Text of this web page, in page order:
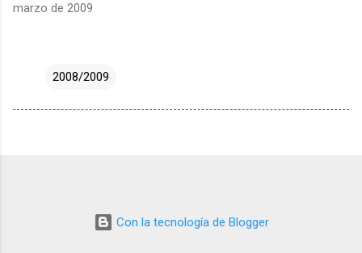
marzo de 2009
2008/2009
Con la tecnología de Blogger